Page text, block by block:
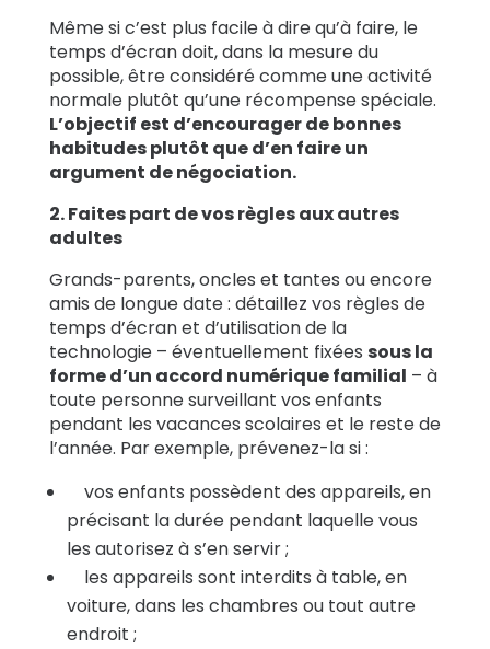
Même si c’est plus facile à dire qu’à faire, le
temps d’écran doit, dans la mesure du
possible, être considéré comme une activité
normale plutôt qu’une récompense spéciale.
L’objectif est d’encourager de bonnes
habitudes plutôt que d’en faire un
argument de négociation.
2. Faites part de vos règles aux autres
adultes
Grands-parents, oncles et tantes ou encore
amis de longue date : détaillez vos règles de
temps d’écran et d’utilisation de la
technologie – éventuellement fixées sous la
forme d’un accord numérique familial – à
toute personne surveillant vos enfants
pendant les vacances scolaires et le reste de
l’année. Par exemple, prévenez-la si :
vos enfants possèdent des appareils, en
précisant la durée pendant laquelle vous
les autorisez à s’en servir ;
les appareils sont interdits à table, en
voiture, dans les chambres ou tout autre
endroit ;